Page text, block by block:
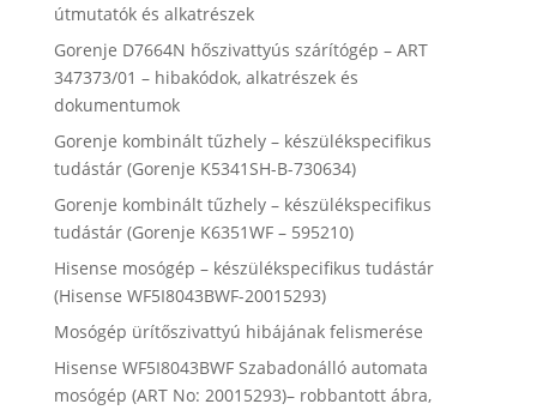
útmutatók és alkatrészek
Gorenje D7664N hőszivattyús szárítógép – ART
347373/01 – hibakódok, alkatrészek és
dokumentumok
Gorenje kombinált tűzhely – készülékspecifikus
tudástár (Gorenje K5341SH-B-730634)
Gorenje kombinált tűzhely – készülékspecifikus
tudástár (Gorenje K6351WF – 595210)
Hisense mosógép – készülékspecifikus tudástár
(Hisense WF5I8043BWF-20015293)
Mosógép ürítőszivattyú hibájának felismerése
Hisense WF5I8043BWF Szabadonálló automata
mosógép (ART No: 20015293)– robbantott ábra,